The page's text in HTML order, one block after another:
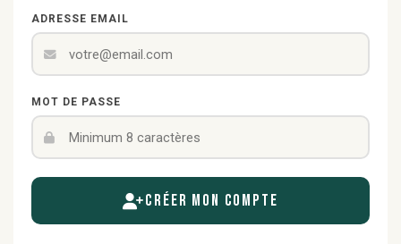
ADRESSE EMAIL
MOT DE PASSE
Créer mon compte